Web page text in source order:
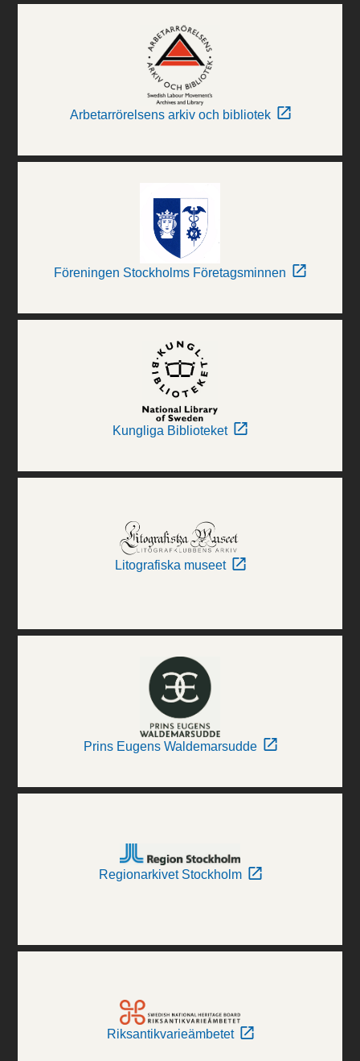
Arbetarrörelsens arkiv och bibliotek
Föreningen Stockholms Företagsminnen
Kungliga Biblioteket
Litografiska museet
Prins Eugens Waldemarsudde
Regionarkivet Stockholm
Riksantikvarieämbetet